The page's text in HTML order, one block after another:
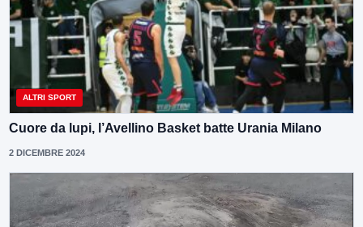
ALTRI SPORT
Cuore da lupi, l’Avellino Basket batte Urania Milano
2 DICEMBRE 2024